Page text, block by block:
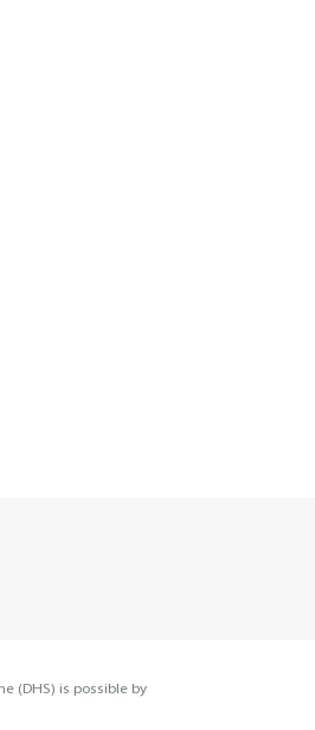
(DHS) is possible by